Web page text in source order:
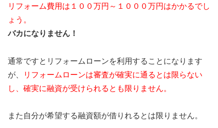
リフォーム費用は１００万円～１０００万円はかかるでし
ょう。
バカになりません！
通常ですとリフォームローンを利用することになります
が、
リフォームローンは審査が確実に通るとは限らない
し、確実に融資が受けられるとも限りません。
また自分が希望する融資額が借りれるとは限りません。